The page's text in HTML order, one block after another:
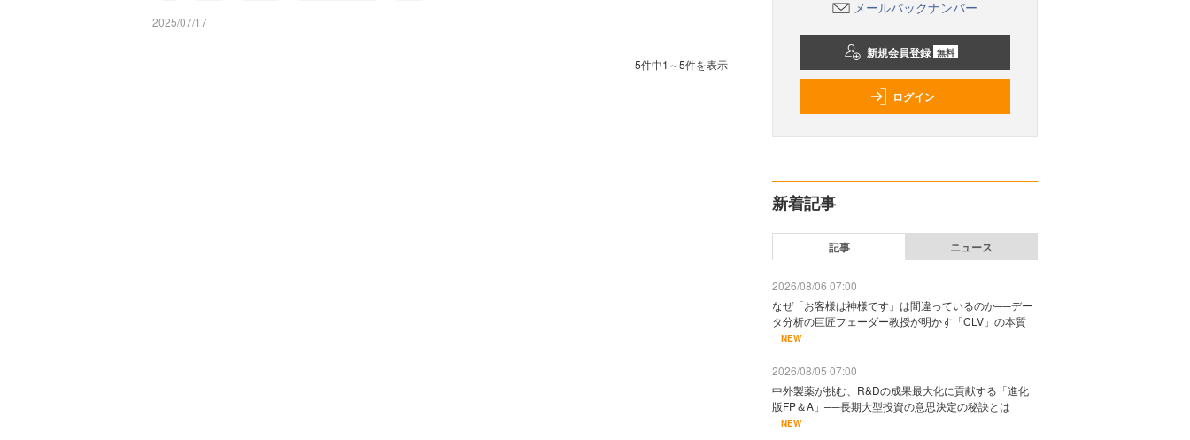
2025/07/17
5件中1～5件を表示
メールバックナンバー
新規会員登録 無料
ログイン
新着記事
記事 ニュース
2026/08/06 07:00
なぜ「お客様は神様です」は間違っているのか──デー
タ分析の巨匠フェーダー教授が明かす「CLV」の本質
NEW
2026/08/05 07:00
中外製薬が挑む、R&Dの成果最大化に貢献する「進化
版FP＆A」──長期大型投資の意思決定の秘訣とは
NEW